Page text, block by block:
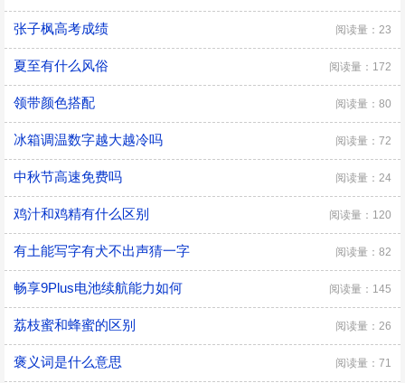
张子枫高考成绩 阅读量：23
夏至有什么风俗 阅读量：172
领带颜色搭配 阅读量：80
冰箱调温数字越大越冷吗 阅读量：72
中秋节高速免费吗 阅读量：24
鸡汁和鸡精有什么区别 阅读量：120
有土能写字有犬不出声猜一字 阅读量：82
畅享9Plus电池续航能力如何 阅读量：145
荔枝蜜和蜂蜜的区别 阅读量：26
褒义词是什么意思 阅读量：71